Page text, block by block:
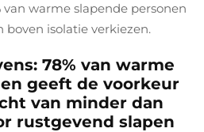
van warme slapende personen
isolatie verkiezen.
78% van warme
geeft de voorkeur
van minder dan
rustgevend slapen